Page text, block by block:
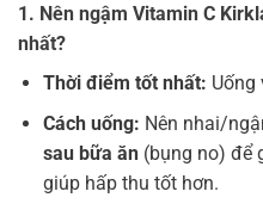
1. Nên ngậm Vitamin C
nhất?
Thời điểm tốt nhất: Uống
Cách uống: Nên nhai/
sau bữa ăn(bụng no) để
giúp hấp thu tốt hơn.